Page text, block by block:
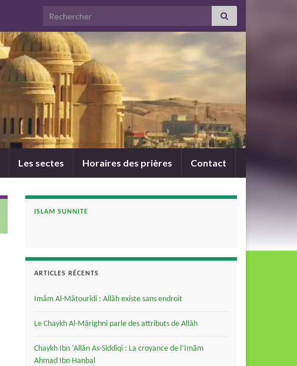
Search for:
Les sectes Horaires des prières Contact
ISLAM SUNNITE
ARTICLES RÉCENTS
Imâm Al-Mâtourîdi : Allâh existe sans endroit
Le Chaykh Al-Mârighni parle des attributs de Allâh
Chaykh Ibn ‘Allân As-Siddîqi : La croyance de l’Imâm
Ahmad Ibn Hanbal